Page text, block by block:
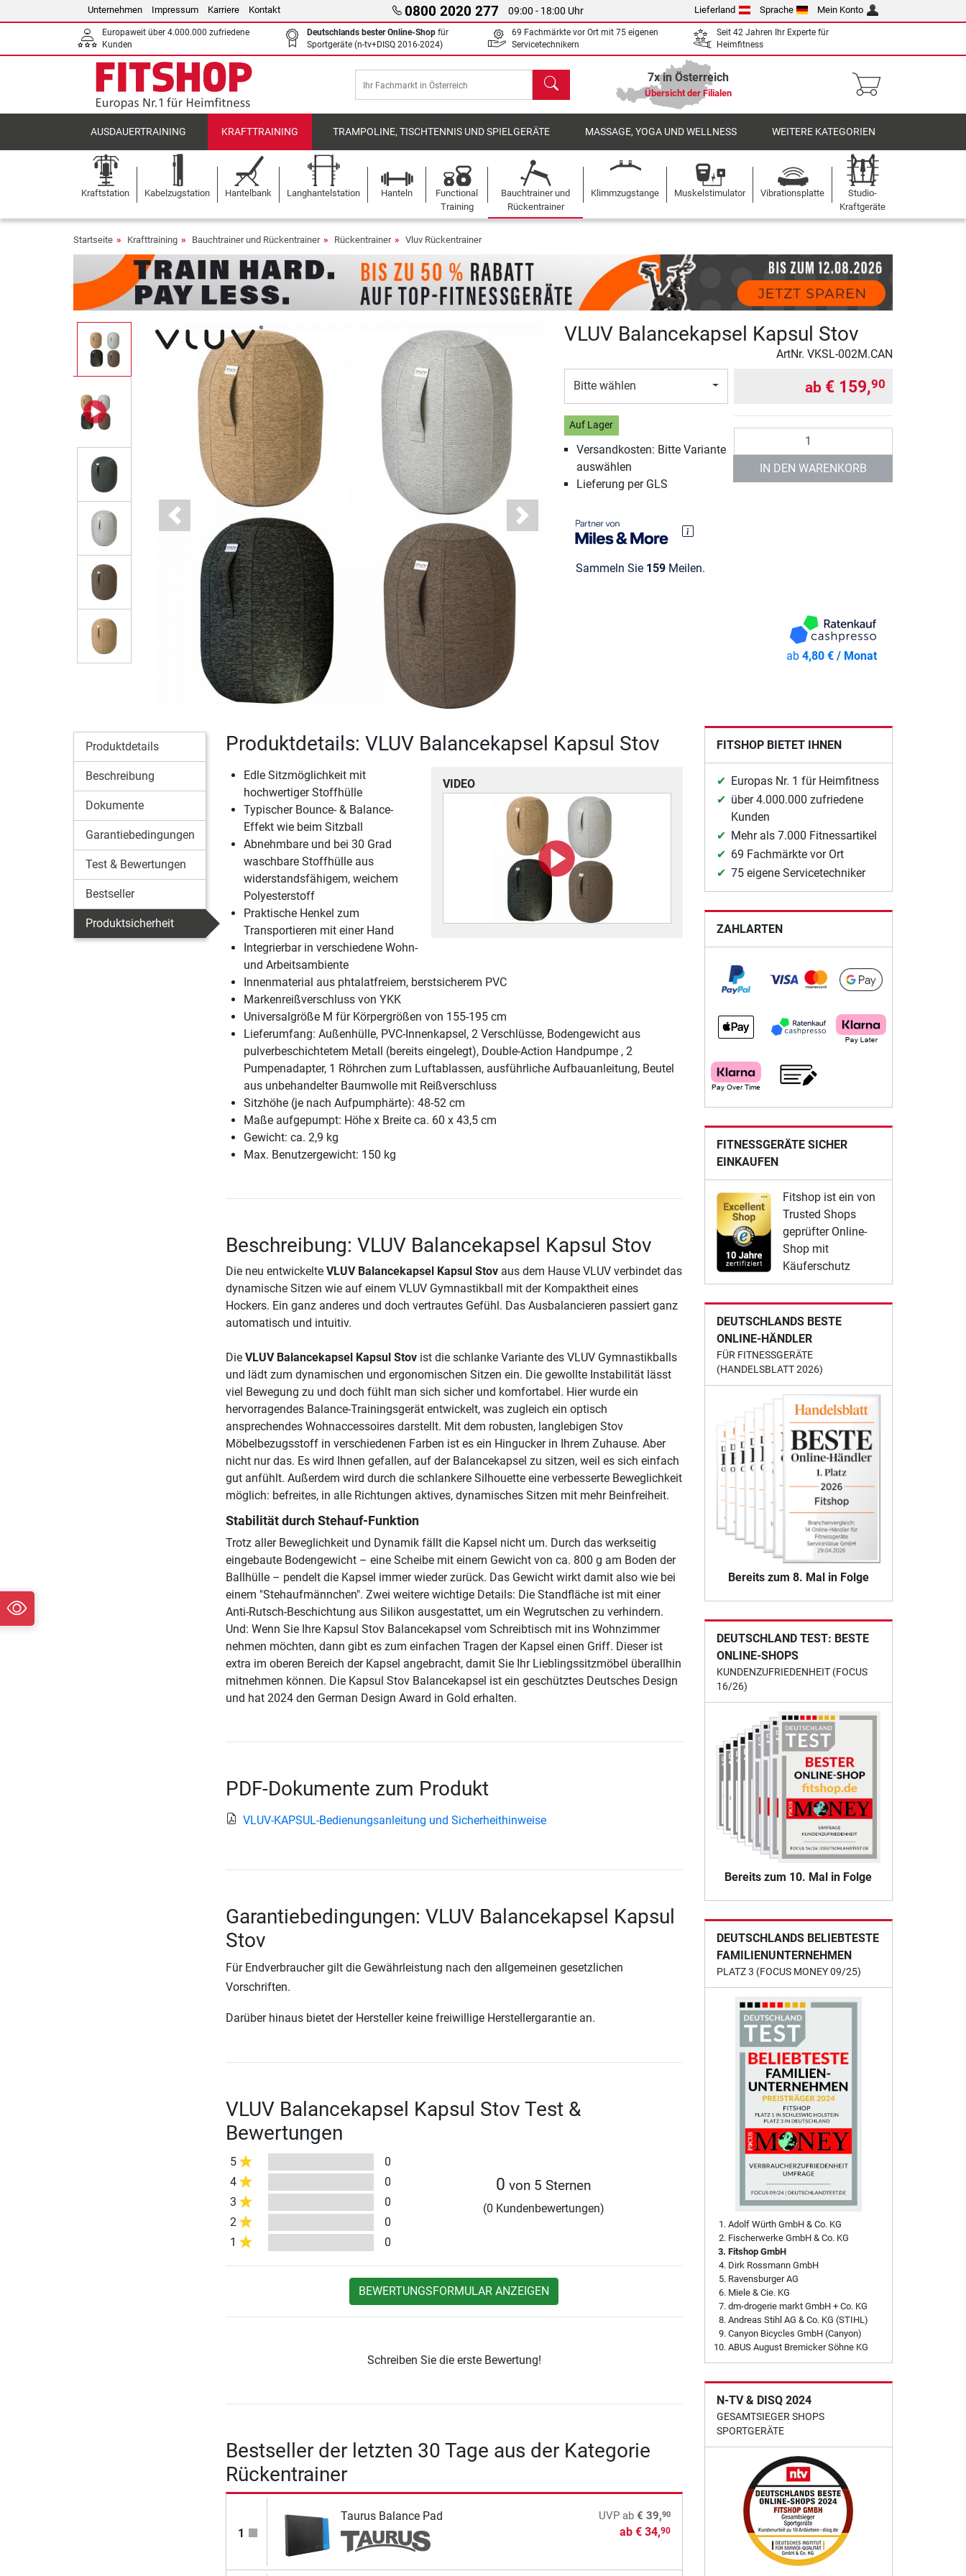
Unternehmen Impressum Karriere Kontakt 0800 2020 277 09:00 - 18:00 Uhr Lieferland Sprache Mein Konto
Europaweit über 4.000.000 zufriedene
Kunden
Deutschlands bester Online-Shop für
Sportgeräte (n-tv+DISQ 2016-2024)
69 Fachmärkte vor Ort mit 75 eigenen
Servicetechnikern
Seit 42 Jahren Ihr Experte für
Heimfitness
Suchen 7x in Österreich
Übersicht der Filialen
AUSDAUERTRAINING KRAFTTRAINING TRAMPOLINE, TISCHTENNIS UND SPIELGERÄTE MASSAGE, YOGA UND WELLNESS WEITERE KATEGORIEN
Kraftstation Kabelzugstation Hantelbank Langhantelstation Hanteln
Functional
Training
Bauchtrainer und
Rückentrainer
Klimmzugstange Muskelstimulator Vibrationsplatte
Studio-
Kraftgeräte
Startseite Krafttraining Bauchtrainer und Rückentrainer Rückentrainer Vluv Rückentrainer
Previous Next
VLUV Balancekapsel Kapsul Stov
ArtNr. VKSL-002M.CAN
Bitte wählen
Auf Lager
Versandkosten: Bitte Variante
auswählen
Lieferung per GLS
Sammeln Sie 159Meilen.
ab € 159,90
IN DEN WARENKORB
ab4,80 € / Monat
Produktdetails
Beschreibung
Dokumente
Garantiebedingungen
Test & Bewertungen
Bestseller
Produktsicherheit
Produktdetails: VLUV Balancekapsel Kapsul Stov
VIDEO
Edle Sitzmöglichkeit mit
hochwertiger Stoffhülle
Typischer Bounce- & Balance-
Effekt wie beim Sitzball
Abnehmbare und bei 30 Grad
waschbare Stoffhülle aus
widerstandsfähigem, weichem
Polyesterstoff
Praktische Henkel zum
Transportieren mit einer Hand
Integrierbar in verschiedene Wohn-
und Arbeitsambiente
Innenmaterial aus phtalatfreiem, berstsicherem PVC
Markenreißverschluss von YKK
Universalgröße M für Körpergrößen von 155-195 cm
Lieferumfang: Außenhülle, PVC-Innenkapsel, 2 Verschlüsse, Bodengewicht aus
pulverbeschichtetem Metall (bereits eingelegt), Double-Action Handpumpe , 2
Pumpenadapter, 1 Röhrchen zum Luftablassen, ausführliche Aufbauanleitung, Beutel
aus unbehandelter Baumwolle mit Reißverschluss
Sitzhöhe (je nach Aufpumphärte): 48-52 cm
Maße aufgepumpt: Höhe x Breite ca. 60 x 43,5 cm
Gewicht: ca. 2,9 kg
Max. Benutzergewicht: 150 kg
Beschreibung: VLUV Balancekapsel Kapsul Stov
Die neu entwickelte VLUV Balancekapsel Kapsul Stovaus dem Hause VLUV verbindet das
dynamische Sitzen wie auf einem VLUV Gymnastikball mit der Kompaktheit eines
Hockers. Ein ganz anderes und doch vertrautes Gefühl. Das Ausbalancieren passiert ganz
automatisch und intuitiv.
Die VLUV Balancekapsel Kapsul Stovist die schlanke Variante des VLUV Gymnastikballs
und lädt zum dynamischen und ergonomischen Sitzen ein. Die gewollte Instabilität lässt
viel Bewegung zu und doch fühlt man sich sicher und komfortabel. Hier wurde ein
hervorragendes Balance-Trainingsgerät entwickelt, was zugleich ein optisch
ansprechendes Wohnaccessoires darstellt. Mit dem robusten, langlebigen Stov
Möbelbezugsstoff in verschiedenen Farben ist es ein Hingucker in Ihrem Zuhause. Aber
nicht nur das. Es wird Ihnen gefallen, auf der Balancekapsel zu sitzen, weil es sich einfach
gut anfühlt. Außerdem wird durch die schlankere Silhouette eine verbesserte Beweglichkeit
möglich: befreites, in alle Richtungen aktives, dynamisches Sitzen mit mehr Beinfreiheit.
Stabilität durch Stehauf-Funktion
Trotz aller Beweglichkeit und Dynamik fällt die Kapsel nicht um. Durch das werkseitig
eingebaute Bodengewicht – eine Scheibe mit einem Gewicht von ca. 800 g am Boden der
Ballhülle – pendelt die Kapsel immer wieder zurück. Das Gewicht wirkt damit also wie bei
einem "Stehaufmännchen". Zwei weitere wichtige Details: Die Standfläche ist mit einer
Anti-Rutsch-Beschichtung aus Silikon ausgestattet, um ein Wegrutschen zu verhindern.
Und: Wenn Sie Ihre Kapsul Stov Balancekapsel vom Schreibtisch mit ins Wohnzimmer
nehmen möchten, dann gibt es zum einfachen Tragen der Kapsel einen Griff. Dieser ist
extra im oberen Bereich der Kapsel angebracht, damit Sie Ihr Lieblingssitzmöbel überallhin
mitnehmen können. Die Kapsul Stov Balancekapsel ist ein geschütztes Deutsches Design
und hat 2024 den German Design Award in Gold erhalten.
PDF-Dokumente zum Produkt
VLUV-KAPSUL-Bedienungsanleitung und Sicherheithinweise
Garantiebedingungen: VLUV Balancekapsel Kapsul
Stov
Für Endverbraucher gilt die Gewährleistung nach den allgemeinen gesetzlichen
Vorschriften.
Darüber hinaus bietet der Hersteller keine freiwillige Herstellergarantie an.
VLUV Balancekapsel Kapsul Stov Test &
Bewertungen
5
0
4
0
3
0
2
0
1
0
0 von 5 Sternen
(0 Kundenbewertungen)
BEWERTUNGSFORMULAR ANZEIGEN
Schreiben Sie die erste Bewertung!
Bestseller der letzten 30 Tage aus der Kategorie
Rückentrainer
1
Taurus Balance Pad UVP ab€ 39,90
ab€ 34,90
FITSHOP BIETET IHNEN
Europas Nr. 1 für Heimfitness
über 4.000.000 zufriedene
Kunden
Mehr als 7.000 Fitnessartikel
69 Fachmärkte vor Ort
75 eigene Servicetechniker
ZAHLARTEN
FITNESSGERÄTE SICHER
EINKAUFEN
Fitshop ist ein von
Trusted Shops
geprüfter Online-
Shop mit
Käuferschutz
DEUTSCHLANDS BESTE
ONLINE-HÄNDLER
FÜR FITNESSGERÄTE
(HANDELSBLATT 2026)
Bereits zum 8. Mal in Folge
DEUTSCHLAND TEST: BESTE
ONLINE-SHOPS
KUNDENZUFRIEDENHEIT (FOCUS
16/26)
Bereits zum 10. Mal in Folge
DEUTSCHLANDS BELIEBTESTE
FAMILIENUNTERNEHMEN
PLATZ 3 (FOCUS MONEY 09/25)
Adolf Würth GmbH & Co. KG
Fischerwerke GmbH & Co. KG
Fitshop GmbH
Dirk Rossmann GmbH
Ravensburger AG
Miele & Cie. KG
dm-drogerie markt GmbH + Co. KG
Andreas Stihl AG & Co. KG (STIHL)
Canyon Bicycles GmbH (Canyon)
ABUS August Bremicker Söhne KG
N-TV & DISQ 2024
GESAMTSIEGER SHOPS
SPORTGERÄTE